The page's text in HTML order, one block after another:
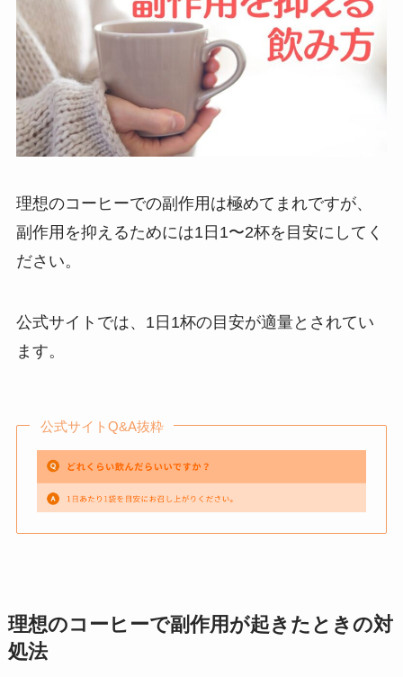
理想のコーヒーでの副作用は極めてまれですが、
副作用を抑えるためには1日1〜2杯を目安にしてく
ださい。
公式サイトでは、1日1杯の目安が適量とされてい
ます。
公式サイトQ&A抜粋
理想のコーヒーで副作用が起きたときの対
処法